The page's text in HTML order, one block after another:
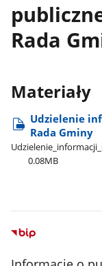
Rada
Materiały
Udzielenie
Rada Gminy
0.08MB